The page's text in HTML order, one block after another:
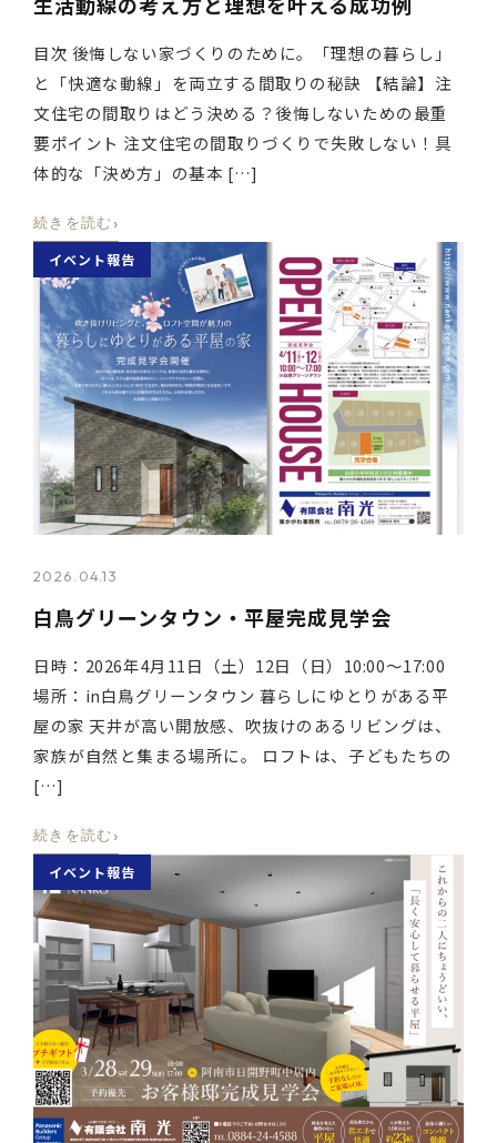
目次 後悔しない家づくりのために。「理想の暮らし」
と「快適な動線」を両立する間取りの秘訣 【結論】注
文住宅の間取りはどう決める？後悔しないための最重
要ポイント 注文住宅の間取りづくりで失敗しない！具
体的な「決め方」の基本 […]
続きを読む ›
イベント報告
2026.04.13
白鳥グリーンタウン・平屋完成見学会
日時：2026年4月11日（土）12日（日）10:00～17:00
場所：in白鳥グリーンタウン 暮らしにゆとりがある平
屋の家 天井が高い開放感、吹抜けのあるリビングは、
家族が自然と集まる場所に。 ロフトは、子どもたちの
[…]
続きを読む ›
イベント報告